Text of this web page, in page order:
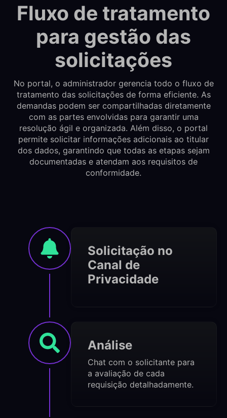
Fluxo de tratamento
para gestão das
solicitações
No portal, o administrador gerencia todo o fluxo de
tratamento das solicitações de forma eficiente. As
demandas podem ser compartilhadas diretamente
com as partes envolvidas para garantir uma
resolução ágil e organizada. Além disso, o portal
permite solicitar informações adicionais ao titular
dos dados, garantindo que todas as etapas sejam
documentadas e atendam aos requisitos de
conformidade.
Solicitação no
Canal de
Privacidade
Análise
Chat com o solicitante para
a avaliação de cada
requisição detalhadamente.